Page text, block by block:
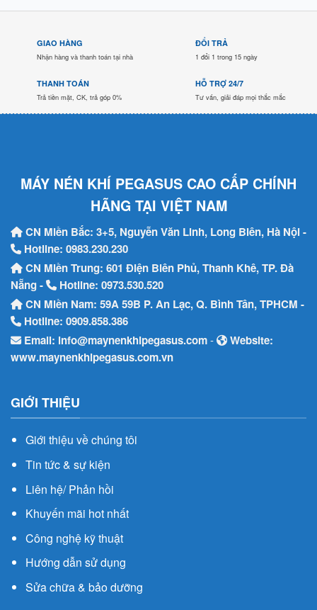
GIAO HÀNG
Nhận hàng và thanh toán tại nhà
ĐỔI TRẢ
1 đổi 1 trong 15 ngày
THANH TOÁN
Trả tiền mặt, CK, trả góp 0%
HỖ TRỢ 24/7
Tư vấn, giải đáp mọi thắc mắc
MÁY NÉN KHÍ PEGASUS CAO CẤP CHÍNH
HÃNG TẠI VIỆT NAM
CN Miền Bắc: 3+5, Nguyễn Văn Linh, Long Biên, Hà Nội -
Hotline: 0983.230.230
CN Miền Trung: 601 Điện Biên Phủ, Thanh Khê, TP. Đà
Nẵng -
Hotline: 0973.530.520
CN Miền Nam: 59A 59B P. An Lạc, Q. Bình Tân, TPHCM -
Hotline: 0909.858.386
Email: info@maynenkhipegasus.com-
Website:
www.maynenkhipegasus.com.vn
GIỚI THIỆU
Giới thiệu về chúng tôi
Tin tức & sự kiện
Liên hệ/ Phản hồi
Khuyến mãi hot nhất
Công nghệ kỹ thuật
Hướng dẫn sử dụng
Sửa chữa & bảo dưỡng